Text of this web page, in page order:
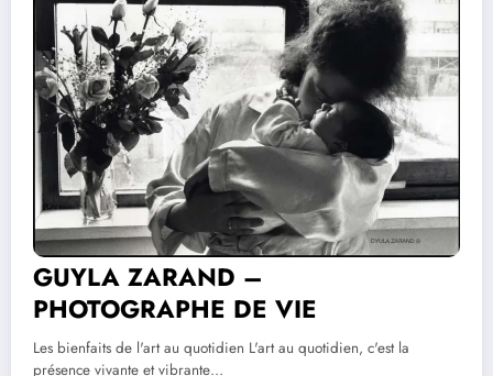
GUYLA ZARAND –
PHOTOGRAPHE DE VIE
Les bienfaits de l'art au quotidien L'art au quotidien, c'est la
présence vivante et vibrante…